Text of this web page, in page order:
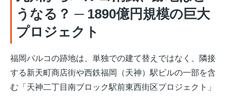
うなる？ ─ 1890億円規模の巨大
プロジェクト
福岡パルコの跡地は、単独での建て替えではなく、隣接
する新天町商店街や西鉄福岡（天神）駅ビルの一部を含
む「天神二丁目南ブロック駅前東西街区プロジェクト」